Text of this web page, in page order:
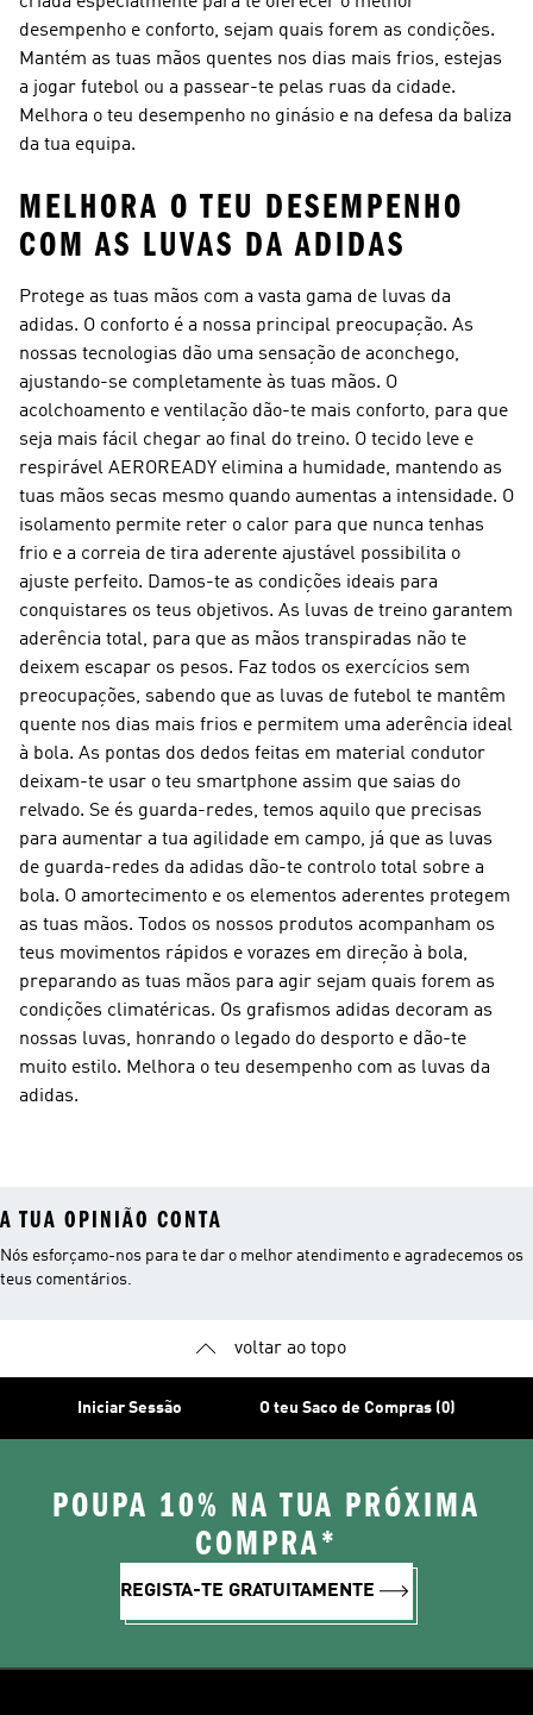
desempenho e conforto, sejam quais forem as condições.
Mantém as tuas mãos quentes nos dias mais frios, estejas
a jogar futebol ou a passear-te pelas ruas da cidade.
Melhora o teu desempenho no ginásio e na defesa da baliza
da tua equipa.
MELHORA O TEU DESEMPENHO
COM AS LUVAS DA ADIDAS
Protege as tuas mãos com a vasta gama de luvas da
adidas. O conforto é a nossa principal preocupação. As
nossas tecnologias dão uma sensação de aconchego,
ajustando-se completamente às tuas mãos. O
acolchoamento e ventilação dão-te mais conforto, para que
seja mais fácil chegar ao final do treino. O tecido leve e
respirável AEROREADY elimina a humidade, mantendo as
tuas mãos secas mesmo quando aumentas a intensidade. O
isolamento permite reter o calor para que nunca tenhas
frio e a correia de tira aderente ajustável possibilita o
ajuste perfeito. Damos-te as condições ideais para
conquistares os teus objetivos. As luvas de treino garantem
aderência total, para que as mãos transpiradas não te
deixem escapar os pesos. Faz todos os exercícios sem
preocupações, sabendo que as luvas de futebol te mantêm
quente nos dias mais frios e permitem uma aderência ideal
à bola. As pontas dos dedos feitas em material condutor
deixam-te usar o teu smartphone assim que saias do
relvado. Se és guarda-redes, temos aquilo que precisas
para aumentar a tua agilidade em campo, já que as luvas
de guarda-redes da adidas dão-te controlo total sobre a
bola. O amortecimento e os elementos aderentes protegem
as tuas mãos. Todos os nossos produtos acompanham os
teus movimentos rápidos e vorazes em direção à bola,
preparando as tuas mãos para agir sejam quais forem as
condições climatéricas. Os grafismos adidas decoram as
nossas luvas, honrando o legado do desporto e dão-te
muito estilo. Melhora o teu desempenho com as luvas da
adidas.
A TUA OPINIÃO CONTA
Nós esforçamo-nos para te dar o melhor atendimento e agradecemos os
teus comentários.
voltar ao topo
Iniciar Sessão O teu Saco de Compras (0)
POUPA 10% NA TUA PRÓXIMA
COMPRA*
REGISTA-TE GRATUITAMENTE